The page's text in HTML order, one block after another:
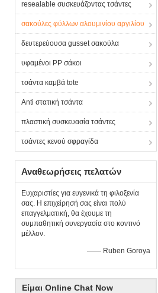
resealable συσκευάζοντας τσάντες
σακούλες φύλλων αλουμινίου αργιλίου
δευτερεύουσα gusset σακούλα
υφαμένοι PP σάκοι
τσάντα καμβά tote
Anti στατική τσάντα
πλαστική συσκευασία τσάντες
τσάντες κενού σφραγίδα
Αναθεωρήσεις πελατών
Ευχαριστίες για ευγενικά τη φιλοξενία
σας. Η επιχείρησή σας είναι πολύ
επαγγελματική, θα έχουμε τη
συμπαθητική συνεργασία στο κοντινό
μέλλον.
—— Ruben Goroya
Είμαι Online Chat Now